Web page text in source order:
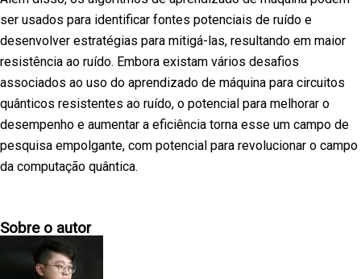
ser usados para identificar fontes potenciais de ruído e
desenvolver estratégias para mitigá-las, resultando em maior
resistência ao ruído. Embora existam vários desafios
associados ao uso do aprendizado de máquina para circuitos
quânticos resistentes ao ruído, o potencial para melhorar o
desempenho e aumentar a eficiência torna esse um campo de
pesquisa empolgante, com potencial para revolucionar o campo
da computação quântica.
Sobre o autor